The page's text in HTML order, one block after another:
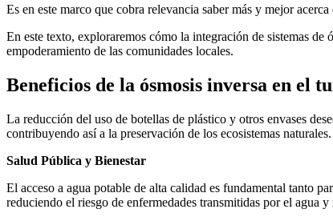
Es en este marco que cobra relevancia saber más y mejor acerca
En este texto, exploraremos cómo la integración de sistemas
empoderamiento de las comunidades locales.
Beneficios de la ósmosis inversa en el
La reducción del uso de botellas de plástico y otros envases
contribuyendo así a la preservación de los ecosistemas naturales.
Salud Pública y Bienestar
El acceso a agua potable de alta calidad es fundamental tanto
reduciendo el riesgo de enfermedades transmitidas por el agua